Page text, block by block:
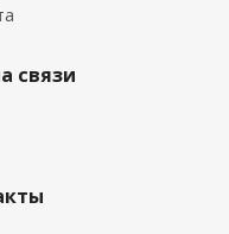
связи